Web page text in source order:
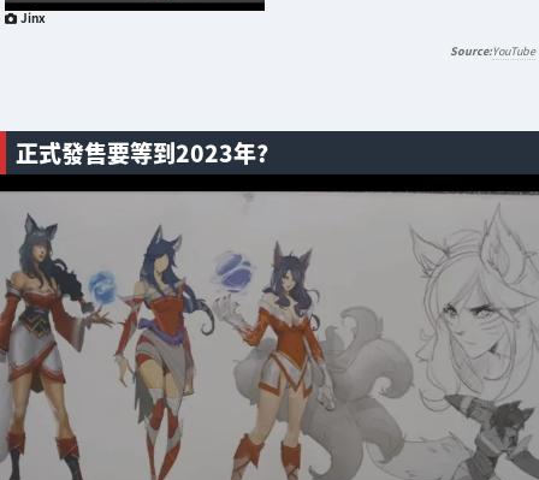
Jinx
YouTube
正式發售要等到2023年?